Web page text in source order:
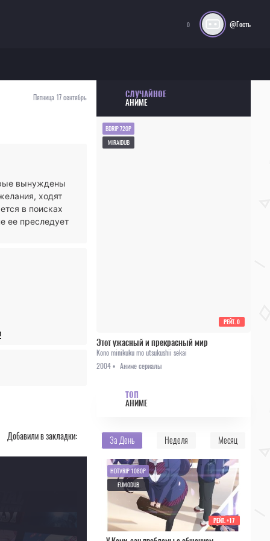
0 @Гость
Пятница 17 сентябрь
вынуждены
ходят
в поисках
ее преследует
Добавили в закладки:
СЛУЧАЙНОЕ
АНИМЕ
Этот ужасный и прекрасный мир
Kono minikuku mo utsukushii sekai
2004 • Аниме сериалы
BDRIP 720P
MIRAIDUB
РЕЙТ. 0
ТОП
АНИМЕ
За День Неделя Месяц
HDTVRIP 1080P
FUMODUB
РЕЙТ. +17